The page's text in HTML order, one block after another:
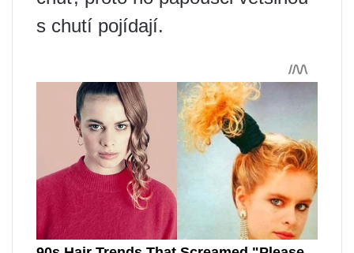
s chutí pojídají.